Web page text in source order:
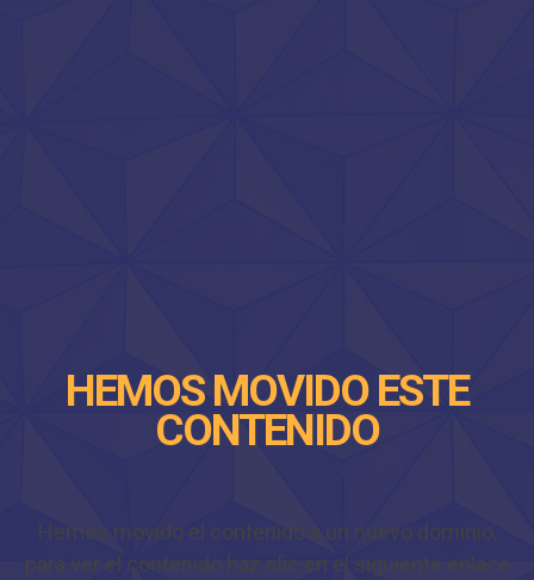
HEMOS MOVIDO ESTE
CONTENIDO
Hemos movido el contenido a un nuevo dominio,
para ver el contenido haz clic en el siguiente enlace